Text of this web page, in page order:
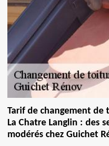
Tarif de changement
La Chatre Langlin : des
modérés chez Guichet